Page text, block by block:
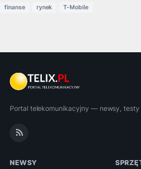
finanse rynek T-Mobile
Portal telekomunikacyjny — newsy, testy
NEWSY